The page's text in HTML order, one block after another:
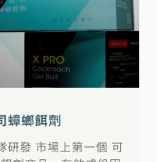
蟑螂餌劑
研發 市場上第一個 可